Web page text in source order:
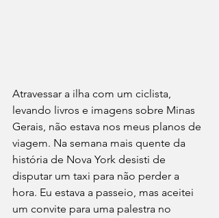
Atravessar a ilha com um ciclista,
levando livros e imagens sobre Minas
Gerais, não estava nos meus planos de
viagem. Na semana mais quente da
história de Nova York desisti de
disputar um taxi para não perder a
hora. Eu estava a passeio, mas aceitei
um convite para uma palestra no